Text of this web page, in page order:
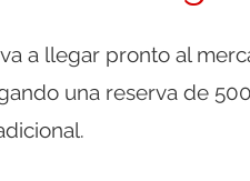
va a llegar pronto al
una reserva de